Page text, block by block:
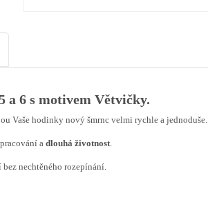
6 s motivem Větvičky.
Vaše hodinky nový šmrnc velmi rychle a jednoduše.
a dlouhá životnost.
nechtěného rozepínání.